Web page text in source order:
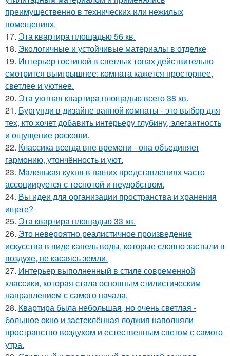
преимущественно в технических или нежилых
помещениях.
17. Эта квартира площадью 56 кв.
18. Экологичные и устойчивые материалы в отделке
19. Интерьер гостиной в светлых тонах действительно
смотрится выигрышнее: комната кажется просторнее,
светлее и уютнее.
20. Эта уютная квартира площадью всего 38 кв.
21. Бургунди в дизайне ванной комнаты - это выбор для
тех, кто хочет добавить интерьеру глубину, элегантность
и ощущение роскоши.
22. Классика всегда вне времени - она объединяет
гармонию, утончённость и уют.
23. Маленькая кухня в наших представлениях часто
ассоциируется с теснотой и неудобством.
24. Вы идеи для организации пространства и хранения
ищете?
25. Эта квартира площадью 33 кв.
26. Это невероятно реалистичное произведение
искусства в виде капель воды, которые словно застыли в
воздухе, не касаясь земли.
27. Интерьер выполненный в стиле современной
классики, которая стала основным стилистическим
направлением с самого начала.
28. Квартира была небольшая, но очень светлая -
большое окно и застеклённая лоджия наполняли
пространство воздухом и естественным светом с самого
утра.